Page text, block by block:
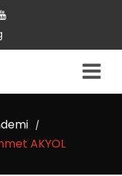
/
AKYOL